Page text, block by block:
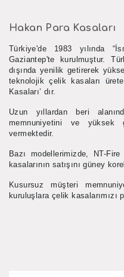
Hakan Para Kasaları
Türkiye'de 1983 yılında
Gaziantep'te kurulmuştur.
dışında yenilik getirerek
teknolojik çelik kasaları
Kasaları’ dır.
Uzun yıllardan beri
memnuniyetini ve yüksek
vermektedir.
Bazı modellerimizde, NT-
kasalarının satışını güney
Kusursuz müşteri
kuruluşlara çelik